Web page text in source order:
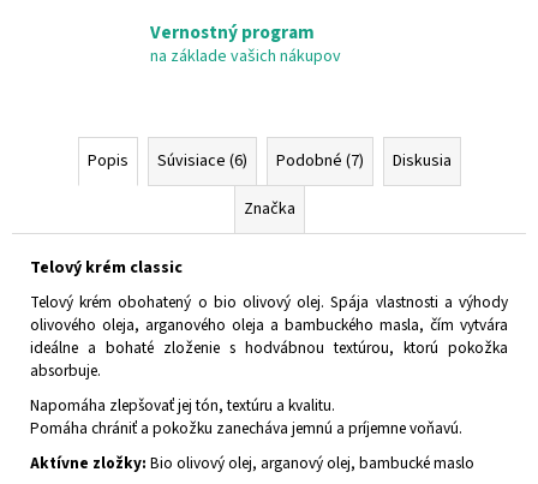
Vernostný program
na základe vašich nákupov
Popis Súvisiace (6) Podobné (7)
Diskusia
Značka
Telový krém classic
Telový krém obohatený o bio olivový olej. Spája vlastnosti a výhody
olivového oleja, arganového oleja a bambuckého masla, čím vytvára
ideálne a bohaté zloženie s hodvábnou textúrou, ktorú pokožka
absorbuje.
Napomáha zlepšovať jej tón, textúru a kvalitu.
Pomáha chrániť a pokožku zanecháva jemnú a príjemne voňavú.
Aktívne zložky: Bio olivový olej, arganový olej, bambucké maslo